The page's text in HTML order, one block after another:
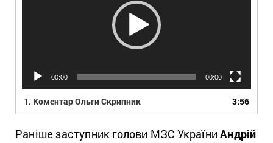
00:00 00:00
1. Коментар Ольги Скрипник 3:56
Раніше заступник голови МЗС України Андрій